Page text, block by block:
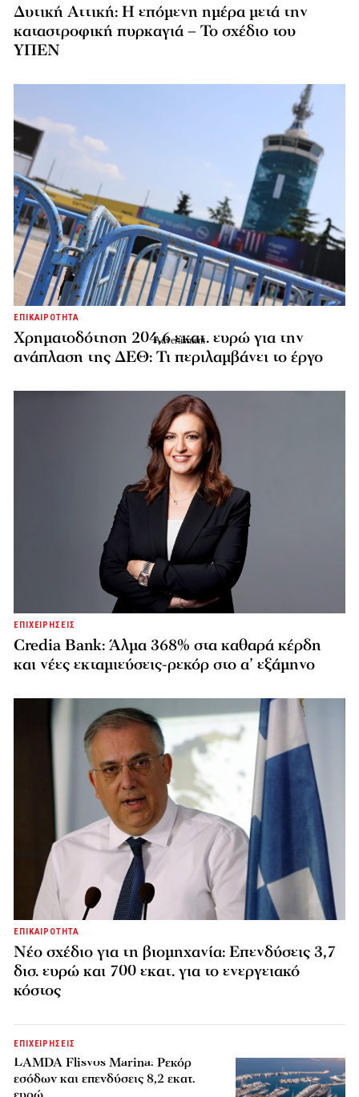
Δυτική Αττική: Η επόμενη ημέρα μετά την
καταστροφική πυρκαγιά – Το σχέδιο του
ΥΠΕΝ
ΕΠΙΚΑΙΡΟΤΗΤΑ
Χρηματοδότηση 204,6 εκατ. ευρώ για την
ανάπλαση της ΔΕΘ: Τι περιλαμβάνει το έργο
ΕΠΙΧΕΙΡΗΣΕΙΣ
Credia Bank: Άλμα 368% στα καθαρά κέρδη
και νέες εκταμιεύσεις-ρεκόρ στο α’ εξάμηνο
ΕΠΙΚΑΙΡΟΤΗΤΑ
Νέο σχέδιο για τη βιομηχανία: Επενδύσεις 3,7
δισ. ευρώ και 700 εκατ. για το ενεργειακό
κόστος
ΕΠΙΧΕΙΡΗΣΕΙΣ
LAMDA Flisvos Marina: Ρεκόρ
εσόδων και επενδύσεις 8,2 εκατ.